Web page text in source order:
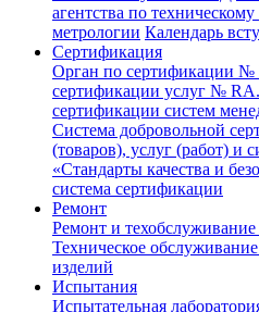
агентства по
метрологии Календарь
Сертификация
Орган по сертификации
сертификации услуг №
сертификации систем
Система добровольной
(товаров), услуг (работ) и
«Стандарты качества и
система сертификации
Ремонт
Ремонт и техобслуживание
Техническое
изделий
Испытания
Испытательная